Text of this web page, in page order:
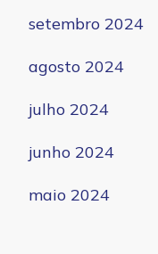
setembro 2024
agosto 2024
julho 2024
junho 2024
maio 2024